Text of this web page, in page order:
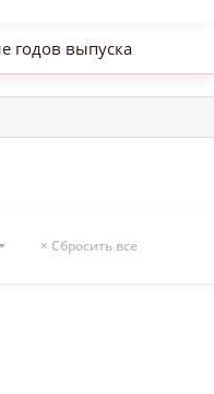
годов выпуска
× Сбросить все